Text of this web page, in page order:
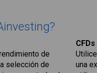
de
selección de
una